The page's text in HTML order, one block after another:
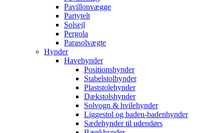
Pavillonvægge
Partytelt
Solsejl
Pergola
Parasolvægte
Hynder
Havehynder
Positionshynder
Stabelstolhynder
Plaststolehynder
Dækstolshynder
Solvogn & hvilehynder
Liggestol og baden-badenhynder
Sædehynder til udendørs